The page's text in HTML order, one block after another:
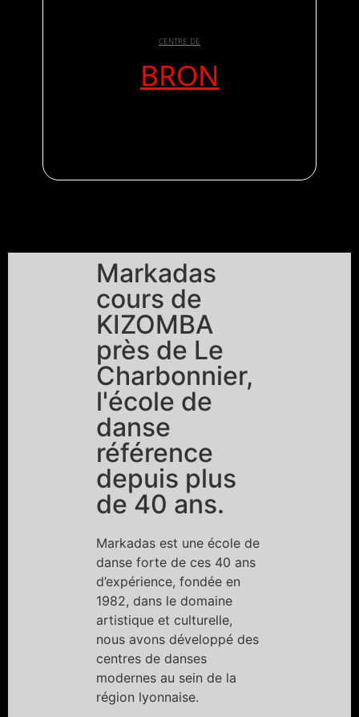
CENTRE DE
BRON
Markadas
cours de
KIZOMBA
près de Le
Charbonnier,
l'école de
danse
référence
depuis plus
de 40 ans.
Markadas est une école de
danse forte de ces 40 ans
d’expérience, fondée en
1982, dans le domaine
artistique et culturelle,
nous avons développé des
centres de danses
modernes au sein de la
région lyonnaise.